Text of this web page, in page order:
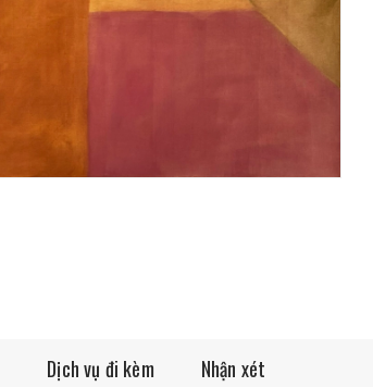
Dịch vụ đi kèm Nhận xét